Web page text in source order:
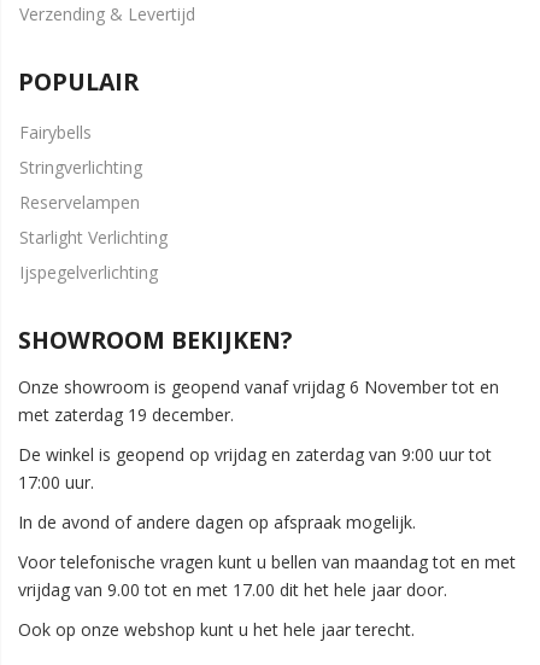
Verzending & Levertijd
POPULAIR
Fairybells
Stringverlichting
Reservelampen
Starlight Verlichting
Ijspegelverlichting
SHOWROOM BEKIJKEN?
Onze showroom is geopend vanaf vrijdag 6 November tot en
met zaterdag 19 december.
De winkel is geopend op vrijdag en zaterdag van 9:00 uur tot
17:00 uur.
In de avond of andere dagen op afspraak mogelijk.
Voor telefonische vragen kunt u bellen van maandag tot en met
vrijdag van 9.00 tot en met 17.00 dit het hele jaar door.
Ook op onze webshop kunt u het hele jaar terecht.